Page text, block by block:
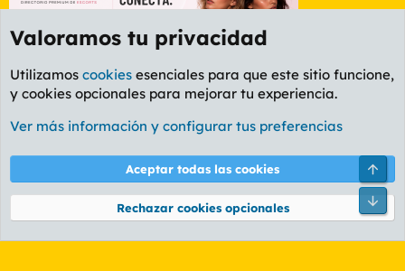
Foro General
Cookies
PL OLDSTYLE AMARILLO
Términos y reglas Política de privacidad Ayuda
Community platform by XenForo® © 2010-2026 XenForo Ltd.
Valoramos tu privacidad
Utilizamos cookies esenciales para que este sitio funcione,
y cookies opcionales para mejorar tu experiencia.
Ver más información y configurar tus preferencias
Aceptar todas las cookies
Rechazar cookies opcionales
Pie